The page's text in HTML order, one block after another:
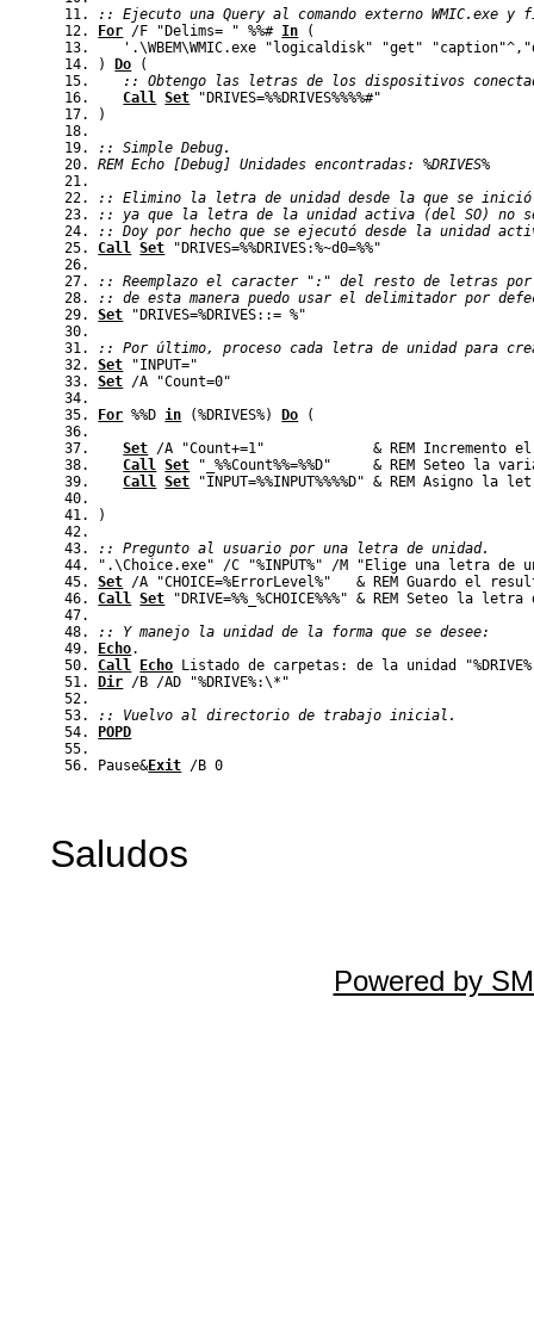
:: Ejecuto una Query al comando externo
For /F "Delims= " %%# In
(
'.\WBEM\WMIC.exe "logicaldisk" "get" "caption"^,
)
Do
(
:: Obtengo las letras de los dispositivos
Call Set "DRIVES=%%DRIVES%%%%#"
)
:: Simple Debug.
REM Echo [Debug] Unidades encontradas: %DRIVES%
:: Elimino la letra de unidad desde la que se
:: ya que la letra de la unidad activa (del SO) no
:: Doy por hecho que se ejecutó desde la unidad
Call Set "DRIVES=%%DRIVES:%~d0=%%"
:: Reemplazo el caracter ":" del resto de letras
:: de esta manera puedo usar el delimitador por
Set "DRIVES=%DRIVES::= %"
:: Por último, proceso cada letra de unidad para
Set "INPUT="
Set /A "Count=0"
For %%D in (%DRIVES%) Do
(
Set /A "Count+=1" & REM Incremento
Call Set "_%%Count%%=%%D" & REM Seteo la
Call Set "INPUT=%%INPUT%%%%D" & REM Asigno la
)
:: Pregunto al usuario por una letra de unidad.
".\Choice.exe" /C "%INPUT%" /M "Elige una letra de
Set /A "CHOICE=%ErrorLevel%" & REM Guardo el
Call Set "DRIVE=%% _%CHOICE%%%" & REM Seteo la letra
:: Y manejo la unidad de la forma que se desee:
Echo.
Call Echo Listado de carpetas: de la unidad "%DRIVE%
Dir /B /AD "%DRIVE%:\*"
:: Vuelvo al directorio de trabajo inicial.
POPD
Pause&Exit /B 0
Saludos
Powered by